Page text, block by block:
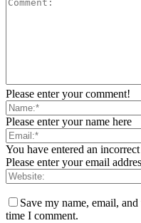
Please enter your comment!
Please enter your name here
You have entered an
Please enter your email
Save my name, email,
time I comment.